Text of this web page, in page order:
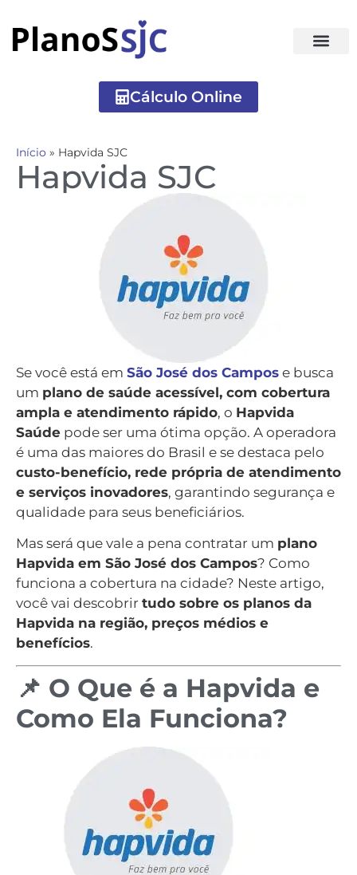
Cálculo Online
Início » Hapvida SJC
Hapvida SJC
Se você está em São José dos Campos e busca
um plano de saúde acessível, com cobertura
ampla e atendimento rápido, o Hapvida
Saúde pode ser uma ótima opção. A operadora
é uma das maiores do Brasil e se destaca pelo
custo-benefício, rede própria de atendimento
e serviços inovadores, garantindo segurança e
qualidade para seus beneficiários.
Mas será que vale a pena contratar um plano
Hapvida em São José dos Campos? Como
funciona a cobertura na cidade? Neste artigo,
você vai descobrir tudo sobre os planos da
Hapvida na região, preços médios e
benefícios.
📌 O Que é a Hapvida e
Como Ela Funciona?